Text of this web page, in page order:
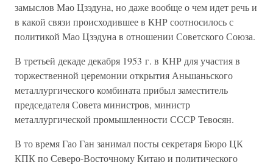
замыслов Мао Цзэдуна, но даже вообще о чем идет речь и
в какой связи происходившее в КНР соотносилось с
политикой Мао Цзэдуна в отношении Советского Союза.
В третьей декаде декабря 1953 г. в КНР для участия в
торжественной церемонии открытия Аньшаньского
металлургического комбината прибыл заместитель
председателя Совета министров, министр
металлургической промышленности СССР Тевосян.
В то время Гао Ган занимал посты секретаря Бюро ЦК
КПК по Северо-Восточному Китаю и политического